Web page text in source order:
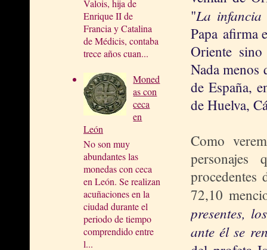
Valois, hija de
Enrique II de
Francia y Catalina
de Médicis, contaba
trece años cuan...
Moned
as con
ceca
en
León
No son muy
abundantes las
monedas con ceca
en León. Se realizan
acuñaciones en la
ciudad durante el
periodo de tiempo
comprendido entre
l...
"La infancia
Papa afirma
Oriente
Nada menos
de España,
de Huelva,
Como
72,10
presentes,
ante él se